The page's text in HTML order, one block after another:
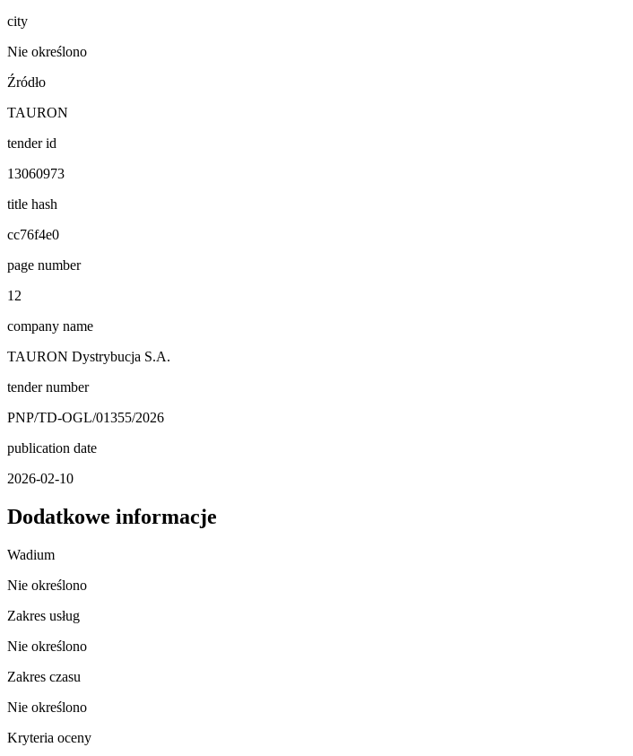
city
Nie określono
Źródło
TAURON
tender id
13060973
title hash
cc76f4e0
page number
12
company name
TAURON Dystrybucja S.A.
tender number
PNP/TD-OGL/01355/2026
publication date
2026-02-10
Dodatkowe informacje
Wadium
Nie określono
Zakres usług
Nie określono
Zakres czasu
Nie określono
Kryteria oceny